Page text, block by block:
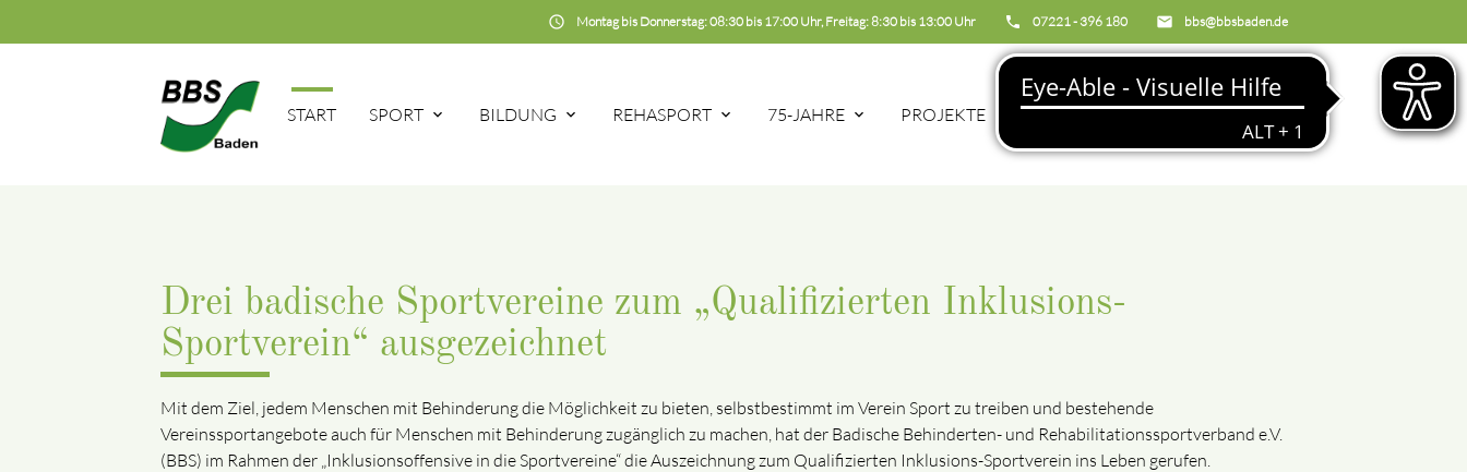
email bbs@bbsbaden.de
phone 07221 - 396 180
schedule Montag bis Donnerstag: 08:30 bis 17:00 Uhr, Freitag: 8:30 bis 13:00 Uhr
START SPORT BILDUNG REHASPORT 75-JAHRE PROJEKTE BBS search
Drei badische Sportvereine zum „Qualifizierten Inklusions-
Sportverein“ ausgezeichnet
Mit dem Ziel, jedem Menschen mit Behinderung die Möglichkeit zu bieten, selbstbestimmt im Verein Sport zu treiben und bestehende
Vereinssportangebote auch für Menschen mit Behinderung zugänglich zu machen, hat der Badische Behinderten- und Rehabilitationssportverband e.V.
(BBS) im Rahmen der „Inklusionsoffensive in die Sportvereine“ die Auszeichnung zum Qualifizierten Inklusions-Sportverein ins Leben gerufen.